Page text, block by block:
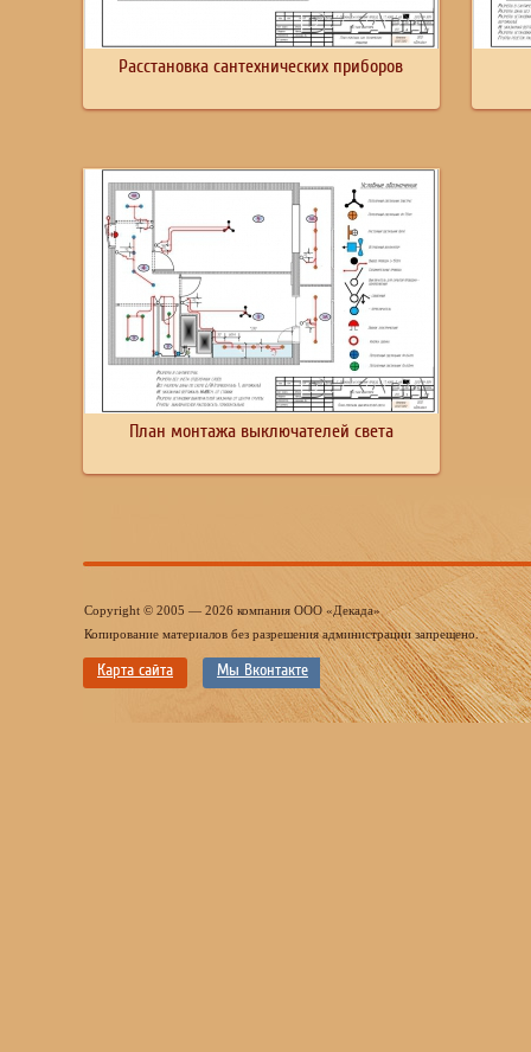
Расстановка сантехнических приборов
План монтажа выключателей света
Copyright © 2005 — 2026 компания ООО «Декада»
Копирование материалов без разрешения администрации запрещено.
Карта сайта Мы Вконтакте